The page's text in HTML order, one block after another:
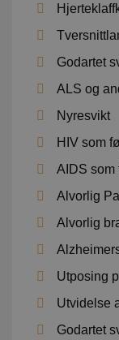
Godartet
ALS og
Nyresvikt
HIV som
AIDS som
Alvorlig
Alvorlig
Utposing
Utvidelse
Godartet